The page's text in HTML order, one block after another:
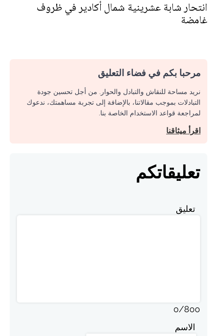
انتحار شابة عشرينية شمال أكادير في ظروف
غامضة
مرحبا بكم في فضاء التعليق
نريد مساحة للنقاش والتبادل والحوار. من أجل تحسين جودة
التبادلات بموجب مقالاتنا، بالإضافة إلى تجربة مساهمتك، ندعوك
لمراجعة قواعد الاستخدام الخاصة بنا.
اقرأ ميثاقنا
تعليقاتكم
تعليق
0/800
الاسم